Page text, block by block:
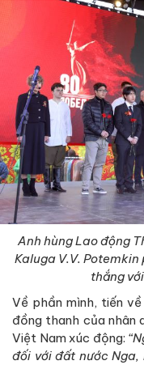
Anh hùng Lao động
Kaluga V.V.
thắng
Về phần mình, tiến
đồng thanh của nhân
Việt Nam xúc động:
đối với đất nước Nga,